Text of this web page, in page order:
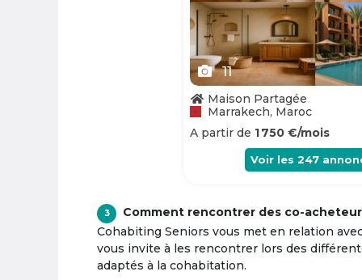
11
Maison Partagée
Marrakech, Maroc
A partir de 1 750 €/mois
Voir les 247
3
Comment rencontrer des co-
Cohabiting Seniors vous met en relation
vous invite à les rencontrer lors des
adaptés à la cohabitation.